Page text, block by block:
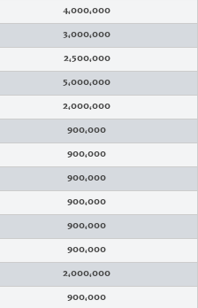
4,000,000
3,000,000
2,500,000
5,000,000
2,000,000
900,000
900,000
900,000
900,000
900,000
900,000
2,000,000
900,000